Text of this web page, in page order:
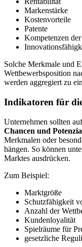
Markenstärke
Kostenvorteile
Patente
Kompetenzen
Solche Merkmale und
Wettbewerbsposition
werden aggregiert zu
Indikatoren für
Unternehmen sollten
Chancen und
Merkmalen oder
hängen. So können
Marktes ausdrücken.
Zum Beispiel:
Marktgröße
Schutzfähigkeit
Anzahl der
Kundenloyalität
Spielräume für
gesetzliche